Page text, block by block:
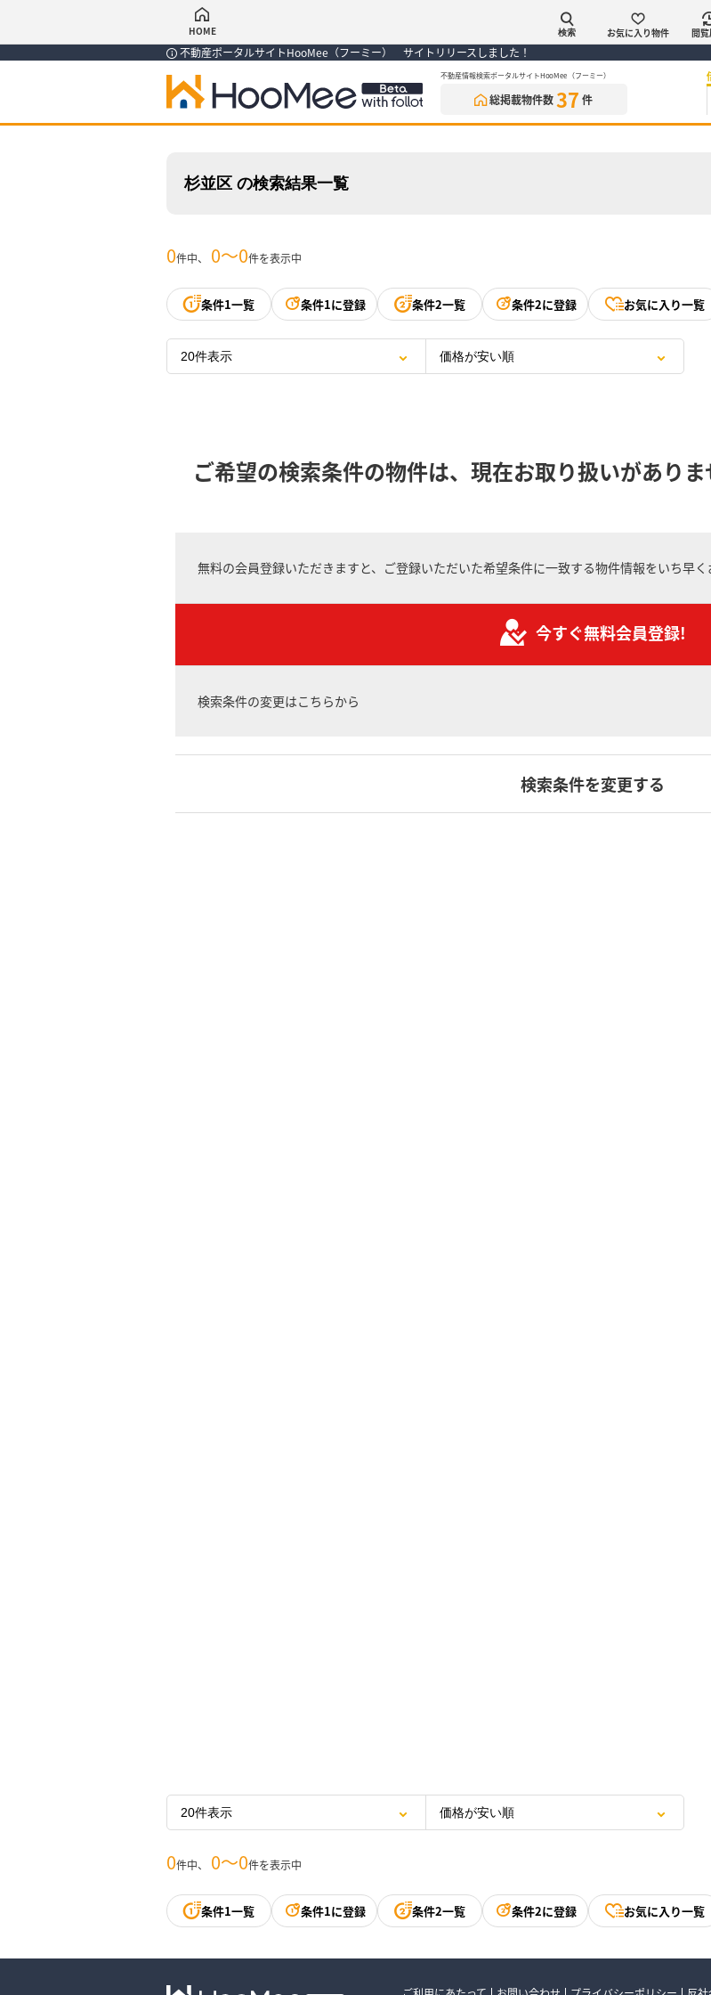
HOME 検索 お気に入り物件 閲
不動産ポータルサイトHooMee（フーミー） サイトリリースしました！
不動産情報検索ポータルサイトHooMee（フーミー）
総掲載物件数37 件
杉並区 の検索結果一覧
0件中、 0〜0件を表示中
条件1一覧 条件1に登録 条件2一覧 条件2に登録 お気に入り一覧
ご希望の検索条件の物件は、現在お取り扱いがありま
無料の会員登録いただきますと、ご登録いただいた希望条件に一致する物件情報をいち早く
今すぐ無料会員登録!
検索条件の変更はこちらから
検索条件を変更する
0件中、 0〜0件を表示中
条件1一覧 条件1に登録 条件2一覧 条件2に登録 お気に入り一覧